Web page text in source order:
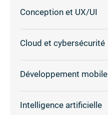
Conception et UX/UI
Cloud et cybersécurité
Développement mobile
Intelligence artificielle